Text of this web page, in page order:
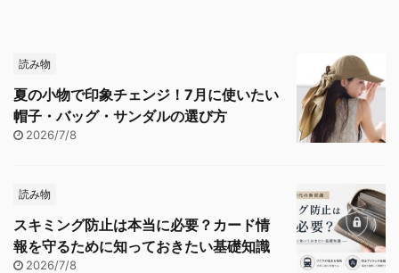
読み物
夏の小物で印象チェンジ！7月に使いたい
帽子・バッグ・サンダルの選び方
2026/7/8
読み物
スキミング防止は本当に必要？カード情
報を守るために知っておきたい基礎知識
2026/7/8